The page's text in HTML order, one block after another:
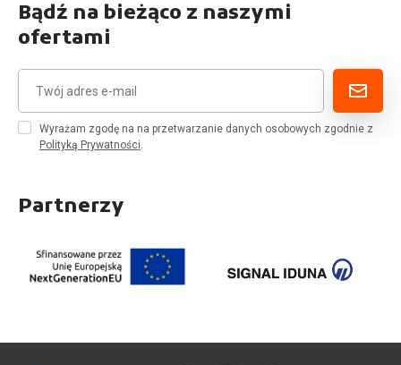
Bądź na bieżąco z naszymi
ofertami
Wyrażam zgodę na na przetwarzanie danych osobowych zgodnie z
Polityką Prywatności.
Partnerzy